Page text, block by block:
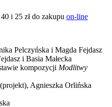
i 25 zł do zakupu on-line
Pelczyńska i Magda Fejdasz
i Basia Małecka
kompozycji Modlitwy
Agnieszka Orlińska